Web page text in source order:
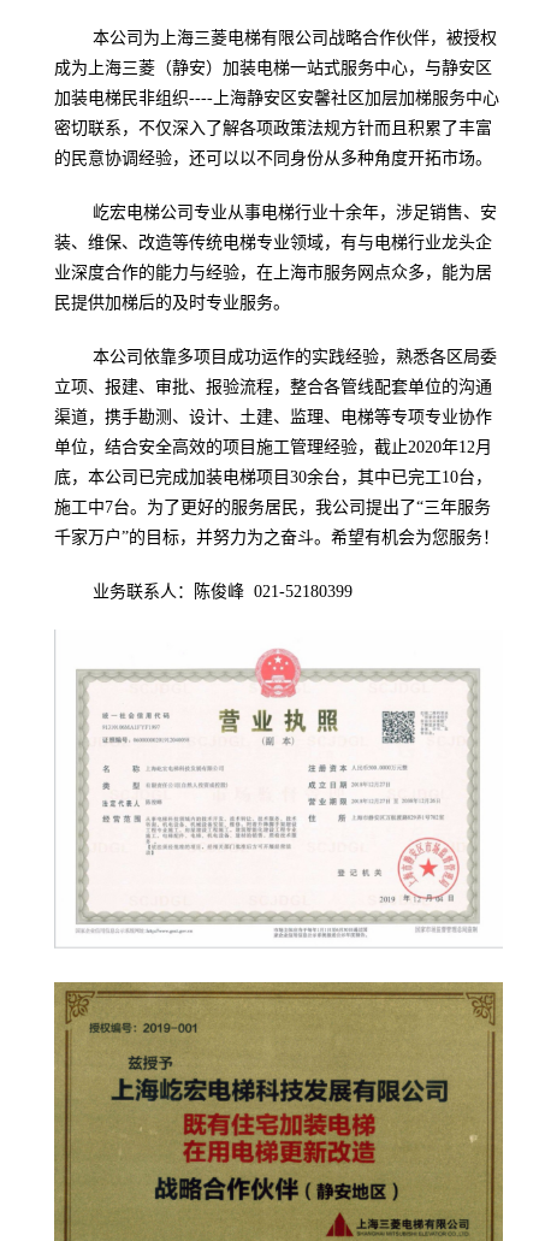
本公司为上海三菱电梯有限公司战略合作伙伴，被授权
成为上海三菱（静安）加装电梯一站式服务中心，与静安区
加装电梯民非组织---- 上海静安区安馨社区加层加梯服务中心
密切联系，不仅深入了解各项政策法规方针而且积累了丰富
的民意协调经验，还可以以不同身份从多种角度开拓市场。
屹宏电梯公司专业从事电梯行业十余年，涉足销售、安
装、维保、改造等传统电梯专业领域，有与电梯行业龙头企
业深度合作的能力与经验，在上海市服务网点众多，能为居
民提供加梯后的及时专业服务。
本公司依靠多项目成功运作的实践经验，熟悉各区局委
立项、报建、审批、报验流程，整合各管线配套单位的沟通
渠道，携手勘测、设计、土建、监理、电梯等专项专业协作
单位，结合安全高效的项目施工管理经验，截止2020年12 月
底，本公司已完成加装电梯项目 30余台，其中已完工10台，
施工中7台。为了更好的服务居民，我公司提出了“三年服务
千家万户”的目标，并努力为之奋斗。希望有机会为您服务！
业务联系人：陈俊峰 021-52180399